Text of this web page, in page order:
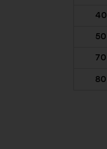
40
50
70
80